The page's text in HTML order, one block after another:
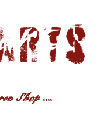
Shop ....